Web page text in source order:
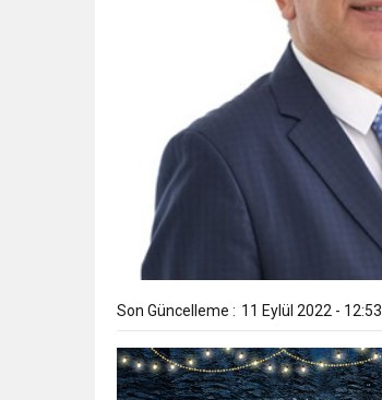
Son Güncelleme : 11 Eylül 2022 - 12:53